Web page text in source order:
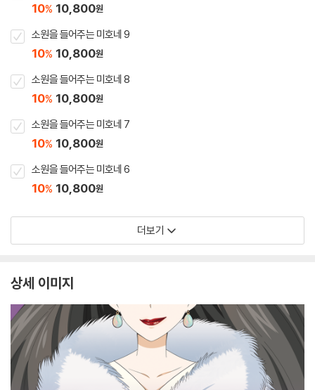
10% 10,800원
소원을 들어주는 미호네 9
10% 10,800원
소원을 들어주는 미호네 8
10% 10,800원
소원을 들어주는 미호네 7
10% 10,800원
소원을 들어주는 미호네 6
10% 10,800원
더보기
상세 이미지